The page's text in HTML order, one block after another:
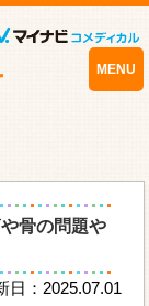
MENU
骨の問題や
：2025.07.01